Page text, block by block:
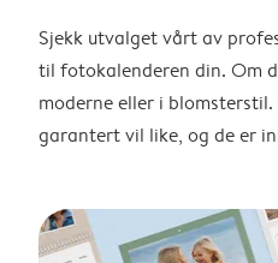
Sjekk utvalget vårt av
til fotokalenderen din. Om
moderne eller i
garantert vil like, og de er